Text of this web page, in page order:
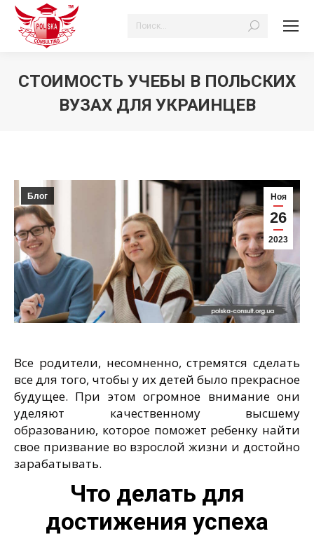
Поиск:
СТОИМОСТЬ УЧЕБЫ В ПОЛЬСКИХ
ВУЗАХ ДЛЯ УКРАИНЦЕВ
Ноя
26
2023
Блог
Все родители, несомненно, стремятся сделать
все для того, чтобы у их детей было прекрасное
будущее. При этом огромное внимание они
уделяют качественному высшему
образованию, которое поможет ребенку найти
свое призвание во взрослой жизни и достойно
зарабатывать.
Что делать для
достижения успеха